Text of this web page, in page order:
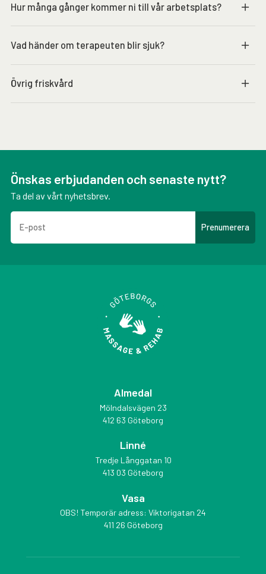
Hur många gånger kommer ni till vår arbetsplats?
Vad händer om terapeuten blir sjuk?
Övrig friskvård
Önskas erbjudanden och senaste nytt?
Ta del av vårt nyhetsbrev.
Almedal
Mölndalsvägen 23
412 63 Göteborg
Linné
Tredje Långgatan 10
413 03 Göteborg
Vasa
OBS! Temporär adress: Viktorigatan 24
411 26 Göteborg